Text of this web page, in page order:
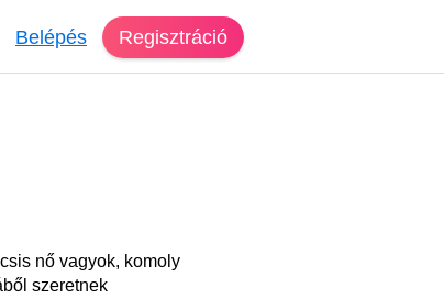
Belépés Regisztráció
nő vagyok, komoly
szeretnek